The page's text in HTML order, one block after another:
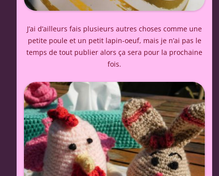
J’ai d’ailleurs fais plusieurs autres choses comme une
petite poule et un petit lapin-oeuf, mais je n’ai pas le
temps de tout publier alors ça sera pour la prochaine
fois.